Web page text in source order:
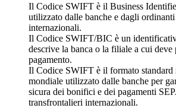
Il Codice SWIFT è il Business
utilizzato dalle banche e dagli
internazionali.
Il Codice SWIFT/BIC è un
descrive la banca o la filiale a cui deve
pagamento.
Il Codice SWIFT è il formato
mondiale utilizzato dalle banche per
sicura dei bonifici e dei pagamenti
transfrontalieri internazionali.